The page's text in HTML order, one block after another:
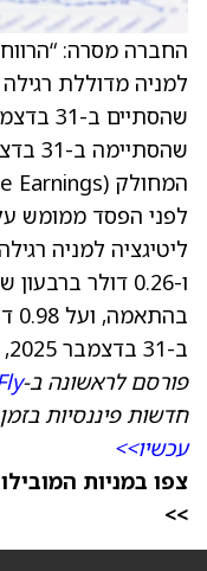
החברה מסרה: “הרווח
לפני הפסד ממומש
ב-31 בדצמבר 2025, בהתאמה.”
פורסם לראשונה ב-
חדשות פיננסיות
עכשיו>>
צפו במניות
>>